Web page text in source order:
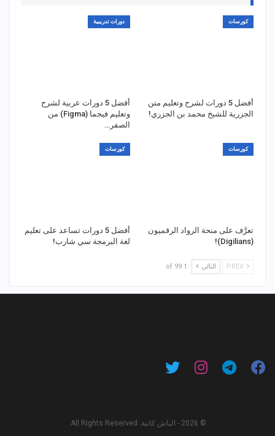
كورسات
أفضل 5 دورات لشرح وتعليم متن
الجزرية للشيخ محمد بن الجزري!
دورات تدريبية
أفضل 5 دورات عربية لشرح
وتعليم فيجما (Figma) من
الصفر…
كورسات
تعرَّف على منحة الرواد الرقميون
(Digilians)!
كورسات
أفضل 5 دورات تساعد على تعليم
لغة البرمجة سي شارب!
التالي 1 of 99
© 2026 - الباش كاتبة. All Rights Reserved.